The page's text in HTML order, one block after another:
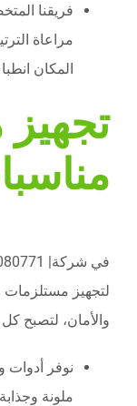
فريقنا
مراعاة
المكان
لتجهيز مستلزمات
والأمان، لتصبح
نوفر أدوات
ملونة